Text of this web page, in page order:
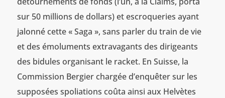
sur 50 millions de dollars) et escroqueries ayant
jalonné cette « Saga », sans parler du train de vie
et des émoluments extravagants des dirigeants
des bidules organisant le racket. En Suisse, la
Commission Bergier chargée d’enquêter sur les
supposées spoliations coûta ainsi aux Helvètes